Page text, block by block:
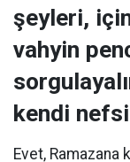
şeyleri,
vahyin
kendi
Evet, Ramazana